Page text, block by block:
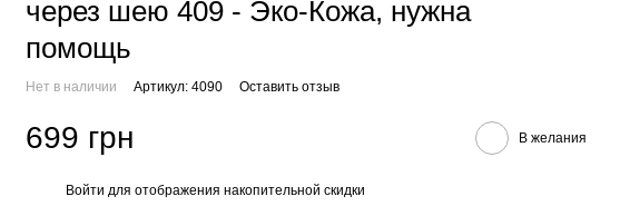
через шею 409 - Эко-Кожа, нужна
помощь
Нет в наличии Артикул: 4090 Оставить отзыв
699 грн В желания
Войти для отображения накопительной скидки